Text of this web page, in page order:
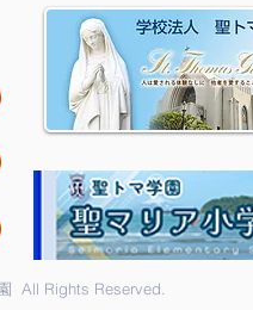
All Rights Reserved.